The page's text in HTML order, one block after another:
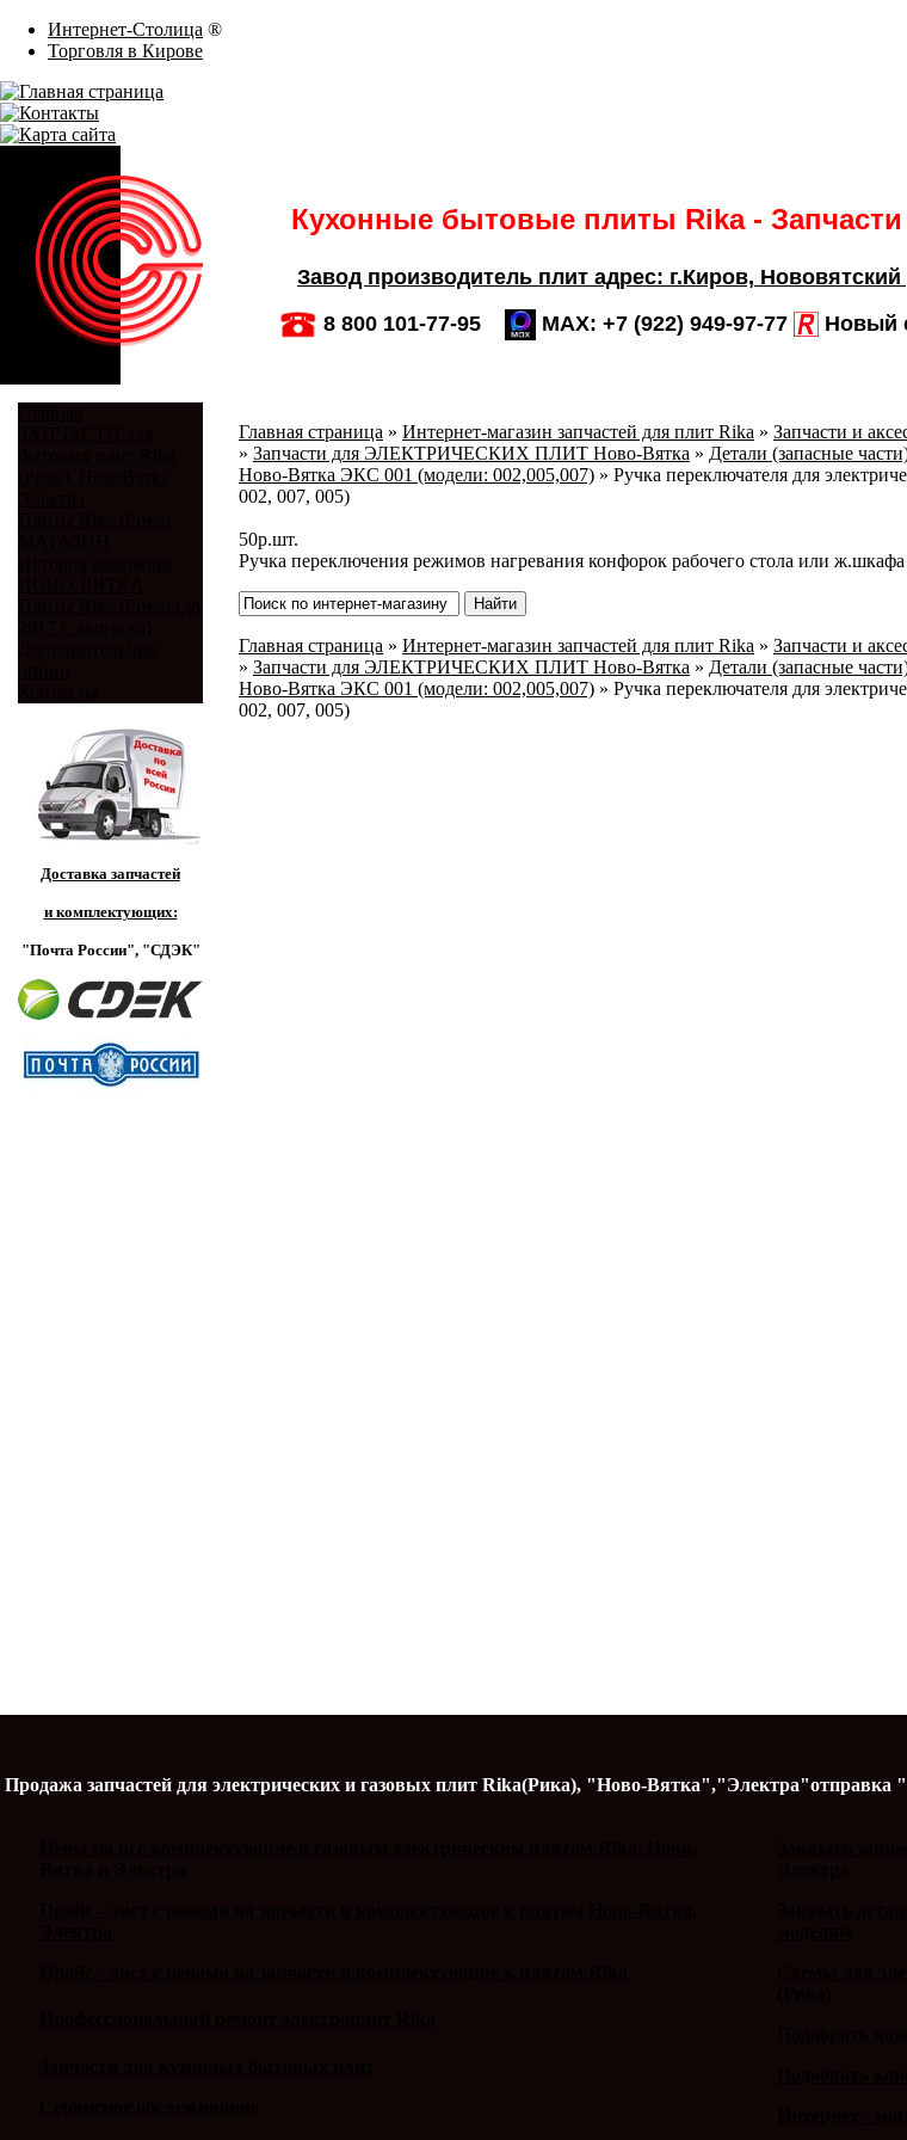
Интернет-Столица ®
Торговля в Кирове
Кухонные бытовые плиты Rika - Запчасти
Завод производитель плит адрес: г.Киров, Нововятский
8 800 101-77-95
MAX: +7 (922) 949-97-77 Новый
Доставка запчастей
и комплектующих:
"Почта России", "СДЭК"
Главная страница » Интернет-магазин запчастей для плит Rika » Запчасти и
» Запчасти для ЭЛЕКТРИЧЕСКИХ ПЛИТ Ново-Вятка » Детали (запасные
Ново-Вятка ЭКС 001 (модели: 002,005,007) » Ручка переключателя для
002, 007, 005)
50р.шт.
Ручка переключения режимов нагревания конфорок рабочего стола или
Главная страница » Интернет-магазин запчастей для плит Rika » Запчасти и
» Запчасти для ЭЛЕКТРИЧЕСКИХ ПЛИТ Ново-Вятка » Детали (запасные
Ново-Вятка ЭКС 001 (модели: 002,005,007) » Ручка переключателя для
002, 007, 005)
Продажа запчастей для электрических и газовых плит Rika(Рика), "Ново-Вятка","Электра"отправка